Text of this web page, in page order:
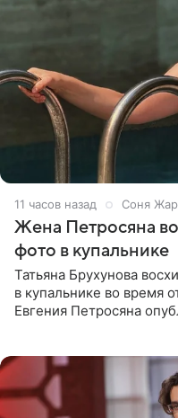
11 часов назад Соня
Жена Петросяна
фото в купальнике
Татьяна Брухунова
в купальнике во время
Евгения Петросяна